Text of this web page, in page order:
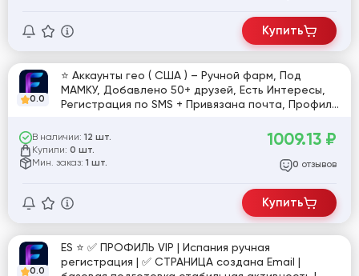
Купить
0.0
⭐️ Аккаунты гео ( США ) – Ручной фарм, Под
МАМКУ, Добавлено 50+ друзей, Есть Интересы,
Регистрация по SMS + Привязана почта, Профиль
установлена ). Вся работа произведена без
помощи софта. Максимальный траст!
В наличии: 12 шт.
Купили: 0 шт.
Мин. заказ: 1 шт.
1009.13 ₽
0 отзывов
Купить
0.0
ES ⭐️ ✅ ПРОФИЛЬ VIP | Испания ручная
регистрация | ✅ СТРАНИЦА создана Email |